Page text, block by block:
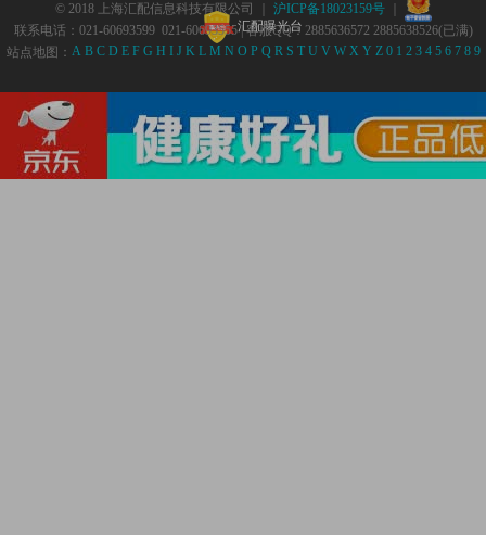
© 2018 上海汇配信息科技有限公司 ｜ 沪ICP备18023159号｜
汇配曝光台
联系电话：021-60693599 021-60693555 | 客服QQ：2885636572 2885638526(已满)
站点地图： A B C D E F G H I J K L M N O P Q R S T U V W X Y Z 0 1 2 3 4 5 6 7 8 9